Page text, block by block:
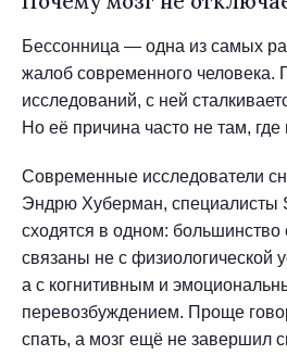
Бессонница — одна из самых
жалоб современного человека.
исследований, с ней
Но её причина часто не там,
Современные исследователи
Эндрю Хуберман, специалисты
сходятся в одном: большинство
связаны не с физиологической
а с когнитивным и
перевозбуждением. Проще
спать, а мозг ещё не завершил